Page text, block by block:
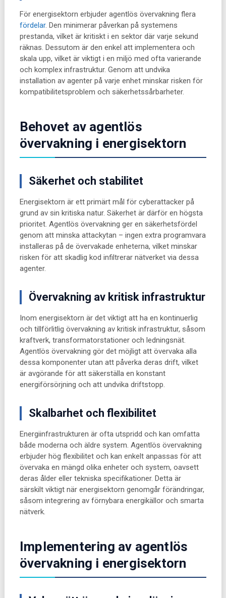
För energisektorn erbjuder agentlös övervakning flera
fördelar. Den minimerar påverkan på systemens
prestanda, vilket är kritiskt i en sektor där varje sekund
räknas. Dessutom är den enkel att implementera och
skala upp, vilket är viktigt i en miljö med ofta varierande
och komplex infrastruktur. Genom att undvika
installation av agenter på varje enhet minskar risken för
kompatibilitetsproblem och säkerhetssårbarheter.
Behovet av agentlös
övervakning i energisektorn
Säkerhet och stabilitet
Energisektorn är ett primärt mål för cyberattacker på
grund av sin kritiska natur. Säkerhet är därför en högsta
prioritet. Agentlös övervakning ger en säkerhetsfördel
genom att minska attackytan – ingen extra programvara
installeras på de övervakade enheterna, vilket minskar
risken för att skadlig kod infiltrerar nätverket via dessa
agenter.
Övervakning av kritisk infrastruktur
Inom energisektorn är det viktigt att ha en kontinuerlig
och tillförlitlig övervakning av kritisk infrastruktur, såsom
kraftverk, transformatorstationer och ledningsnät.
Agentlös övervakning gör det möjligt att övervaka alla
dessa komponenter utan att påverka deras drift, vilket
är avgörande för att säkerställa en konstant
energiförsörjning och att undvika driftstopp.
Skalbarhet och flexibilitet
Energiinfrastrukturen är ofta utspridd och kan omfatta
både moderna och äldre system. Agentlös övervakning
erbjuder hög flexibilitet och kan enkelt anpassas för att
övervaka en mängd olika enheter och system, oavsett
deras ålder eller tekniska specifikationer. Detta är
särskilt viktigt när energisektorn genomgår förändringar,
såsom integrering av förnybara energikällor och smarta
nätverk.
Implementering av agentlös
övervakning i energisektorn